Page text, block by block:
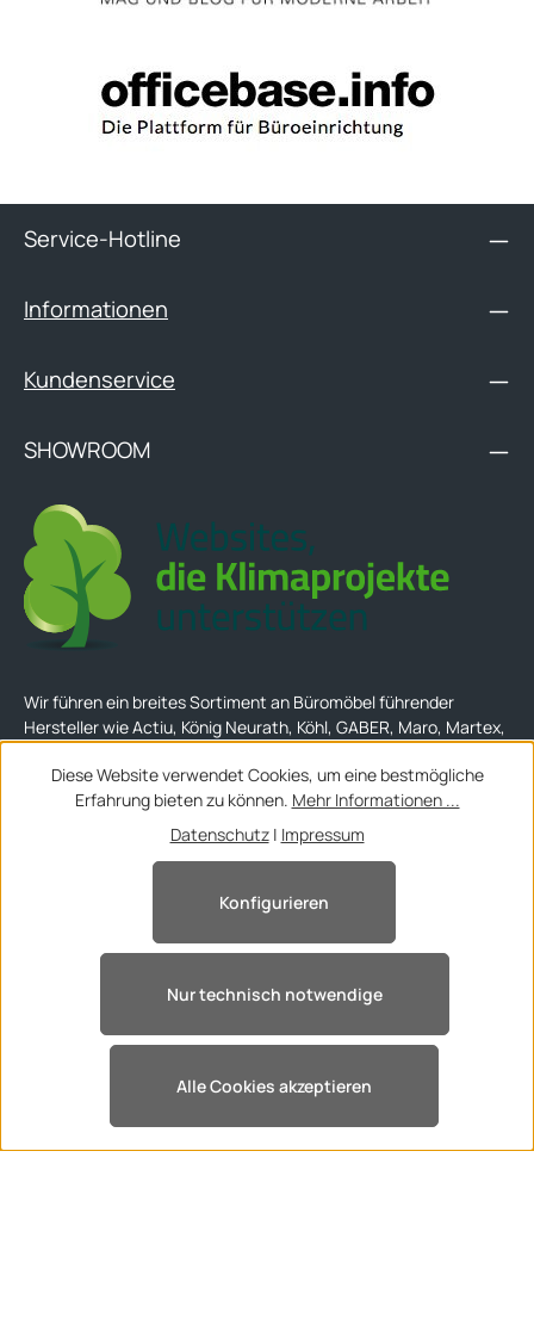
Service-Hotline
Informationen
Kundenservice
SHOWROOM
Wir führen ein breites Sortiment an Büromöbel führender
Hersteller wie Actiu, König Neurath, Köhl, GABER, Maro, Martex,
*Nur für Industrie, Gewerbe, Selbstständige, Behörden,
MwSt.
VersandartenZahlungsartenDatenschutz
Diese Website verwendet Cookies, um eine bestmögliche
Erfahrung bieten zu können. Mehr Informationen ...
Datenschutz| Impressum
Nur technisch notwendige
Konfigurieren
Alle Cookies akzeptieren